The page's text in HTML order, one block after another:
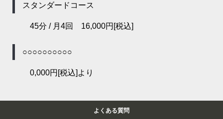
スタンダードコース
45分 / 月4回 16,000円[税込]
○○○○○○○○○○
0,000円[税込]より
よくある質問